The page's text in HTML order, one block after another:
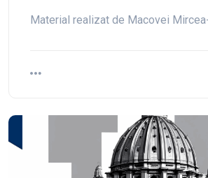
Material realizat de Macovei